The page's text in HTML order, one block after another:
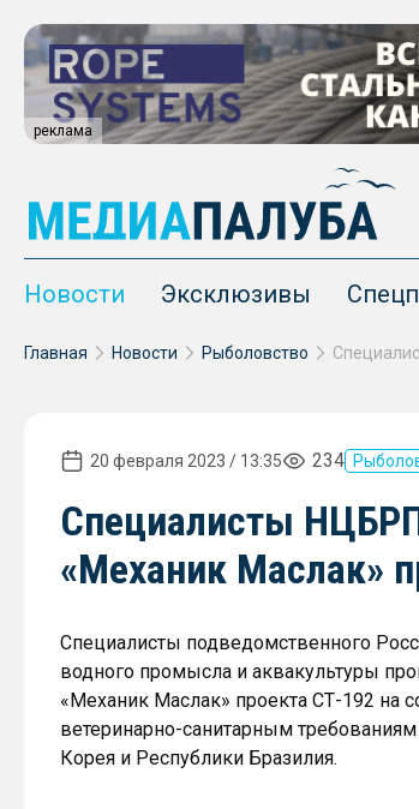
реклама
Новости Эксклюзивы
Главная Новости Рыболовство
20 февраля 2023 / 13:35 234
Специалисты
«Механик Маслак»
Специалисты подведомственного
водного промысла и аквакультуры
«Механик Маслак» проекта СТ-192 на
ветеринарно-санитарным
Корея и Республики Бразилия.